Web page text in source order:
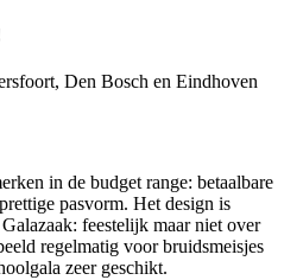
Den Bosch en Eindhoven
in de budget range: betaalbare
pasvorm. Het design is
feestelijk maar niet over
regelmatig voor bruidsmeisjes
zeer geschikt.